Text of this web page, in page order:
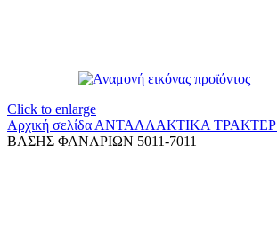
Click to enlarge
Αρχική σελίδα ΑΝΤΑΛΛΑΚΤΙΚΑ ΤΡΑΚΤΕΡ
ΒΑΣΗΣ ΦΑΝΑΡΙΩΝ 5011-7011